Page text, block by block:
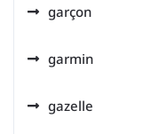
garçon
garmin
gazelle